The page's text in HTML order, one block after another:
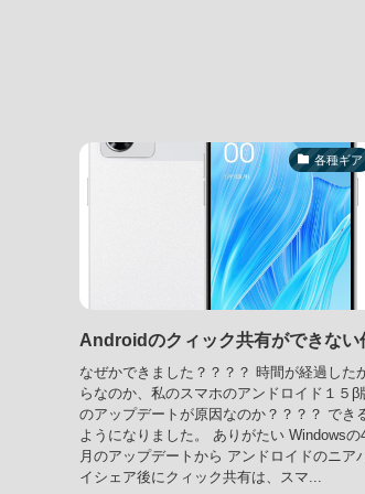
各種ギア
Androidのクィック共有ができない
なぜかできました？？？？ 時間が経過した
らなのか、私のスマホのアンドロイド１５β
のアップデートが原因なのか？？？？ でき
ようになりました。 ありがたい Windowsの
月のアップデートから アンドロイドのニア
イシェア後にクィック共有は、スマ...